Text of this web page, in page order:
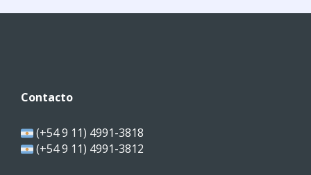
Contacto
(+54 9 11) 4991-3818
(+54 9 11) 4991-3812